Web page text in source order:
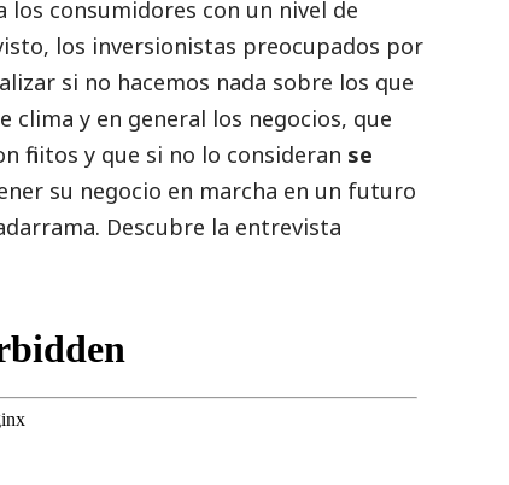
los consumidores con un nivel de
los inversionistas preocupados por
si no hacemos nada sobre los que
y en general los negocios, que
finitos y que si no lo consideran se
su negocio en marcha en un futuro
Descubre la entrevista